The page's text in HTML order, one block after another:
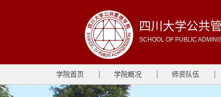
四川大学公共
SCHOOL OF PUBLIC
学院首页 学院概况 师资队伍